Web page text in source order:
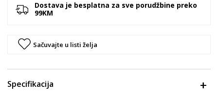
Dostava je besplatna za sve porudžbine preko
99KM
Sačuvajte u listi želja
Specifikacija